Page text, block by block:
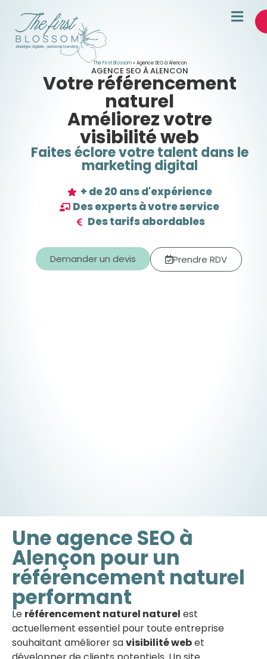
The First Blossom»Agence SEO à Alencon
AGENCE SEO À ALENCON
Votre référencement
naturel
Améliorez votre
visibilité web
Faites éclore votre talent dans le
marketing digital
+ de 20 ans d'expérience
Des experts à votre service
Des tarifs abordables
Demander un devis Prendre RDV
Une agence SEO à
Alençon pour un
référencement naturel
performant
Le référencement naturel naturel est
actuellement essentiel pour toute entreprise
souhaitant améliorer savisibilité webet